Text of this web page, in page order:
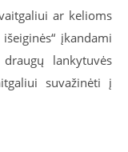
ar kelioms
įkandami
lankytuvės
suvažinėti į